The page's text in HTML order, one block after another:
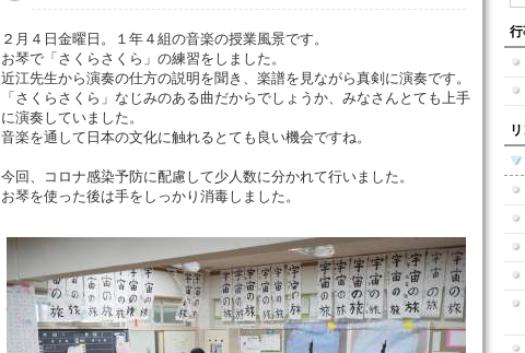
２月４日金曜日。１年４組の音楽の授業風景です。
お琴で「さくらさくら」の練習をしました。
近江先生から演奏の仕方の説明を聞き、楽譜を見ながら真剣に演奏です。
「さくらさくら」なじみのある曲だからでしょうか、みなさんとても上手
に演奏していました。
音楽を通して日本の文化に触れるとても良い機会ですね。
今回、コロナ感染予防に配慮して少人数に分かれて行いました。
お琴を使った後は手をしっかり消毒しました。